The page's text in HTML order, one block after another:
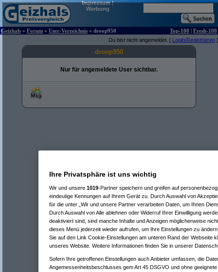
Impressum|
Werbung
Geizhals » Forum » User-Verzeichnis » droop950 Top-100 | Fresh-100
Du bist nicht angemeldet. [ Login/Registrieren ]
droop950
Nur für angemeldete User sichtbar.
Ihre Privatsphäre ist uns wichtig
Wir und unsere 1019-Partner speichern und greifen auf
eindeutige Kennungen auf Ihrem Gerät zu. Durch Auswahl von
für die unter „Wir und unsere Partner verarbeiten Daten, um Ihnen
Durch Auswahl von Alle ablehnen oder Widerruf Ihrer Einwilligung
deaktiviert sind, sind manche Inhalte und Anzeigen möglicherweise
dieses Menü jederzeit wieder aufrufen, um Ihre Einstellungen zu
Sie auf den Link Cookie-Einstellungen am unteren Rand der Webseite
unseres Website. Weitere Informationen finden Sie in unserer
Sofern Ihre getroffenen Einstellungen auch Anbieter umfassen, die
Angemessenheitsbeschlusses gem Art 45 DSGVO und ohne